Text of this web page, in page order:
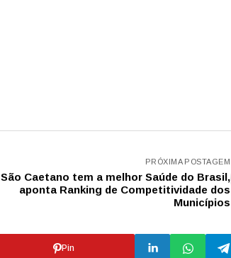
PRÓXIMA POSTAGEM
São Caetano tem a melhor Saúde do Brasil,
aponta Ranking de Competitividade dos
Municípios
Pin